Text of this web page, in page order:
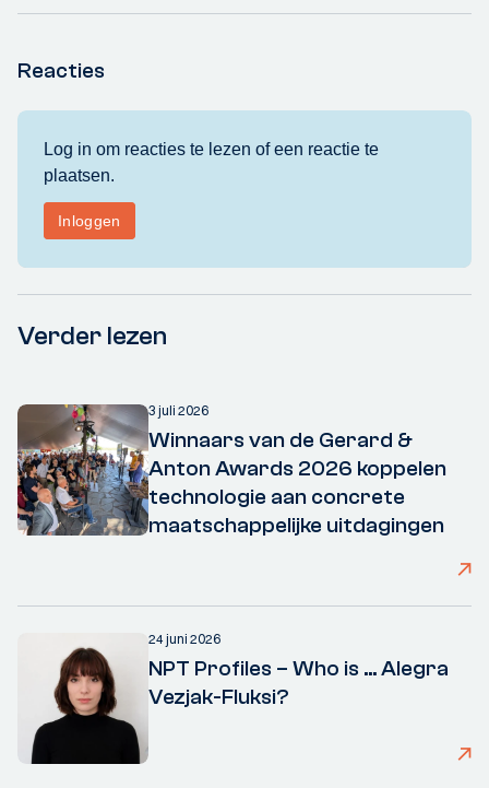
Reacties
Verder lezen
3 juli 2026
Winnaars van de Gerard &
Anton Awards 2026 koppelen
technologie aan concrete
maatschappelijke uitdagingen
24 juni 2026
NPT Profiles – Who is ... Alegra
Vezjak-Fluksi?